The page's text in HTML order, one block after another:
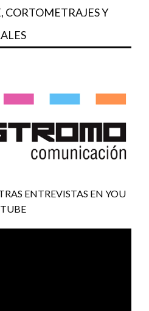
CORTOMETRAJES Y
ENTREVISTAS EN YOU
TUBE